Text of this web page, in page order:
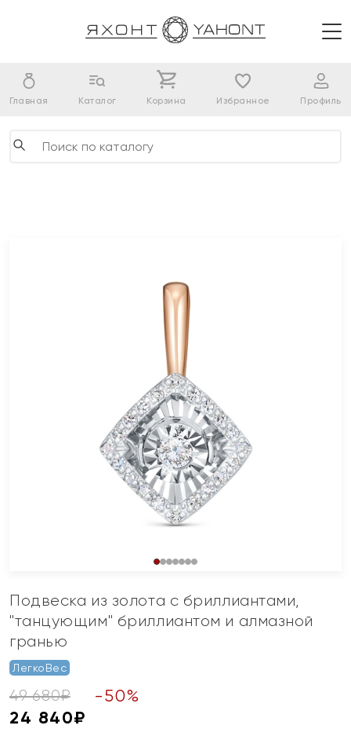
Главная Каталог Корзина Избранное Профиль
Подвеска из золота с бриллиантами,
"танцующим" бриллиантом и алмазной
гранью
ЛегкоВес
49 680₽ -50%
24 840₽